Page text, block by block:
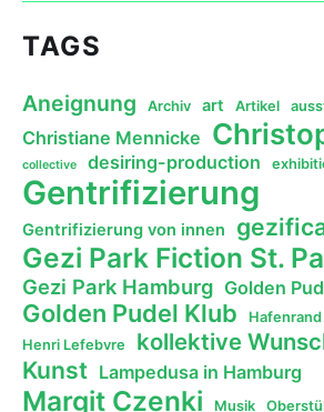
TAGS
Aneignung Archiv art Artikel
Christiane Mennicke
collective desiring-production
Gentrifizierung
Gentrifizierung von innen
Gezi Park Fiction St.
Gezi Park Hamburg Golden
Golden Pudel Klub Hafenrand
Henri Lefebvre kollektive
Kunst Lampedusa in Hamburg
Margit Czenki Musik